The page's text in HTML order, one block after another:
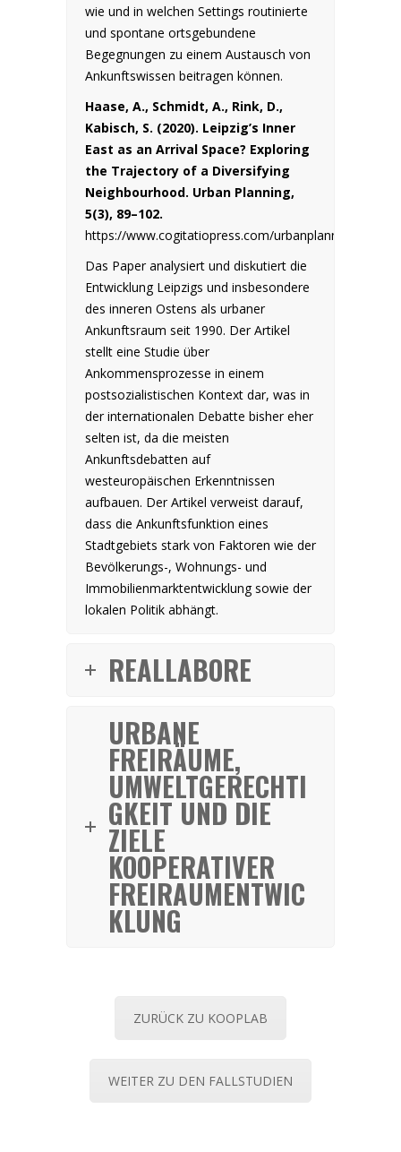
wie und in welchen Settings routinierte
und spontane ortsgebundene
Begegnungen zu einem Austausch von
Ankunftswissen beitragen können.
Haase, A., Schmidt, A., Rink, D.,
Kabisch, S. (2020). Leipzig’s Inner
East as an Arrival Space? Exploring
the Trajectory of a Diversifying
Neighbourhood. Urban Planning,
5(3), 89–102.
https://www.cogitatiopress.com/urbanplanning/
Das Paper analysiert und diskutiert die
Entwicklung Leipzigs und insbesondere
des inneren Ostens als urbaner
Ankunftsraum seit 1990. Der Artikel
stellt eine Studie über
Ankommensprozesse in einem
postsozialistischen Kontext dar, was in
der internationalen Debatte bisher eher
selten ist, da die meisten
Ankunftsdebatten auf
westeuropäischen Erkenntnissen
aufbauen. Der Artikel verweist darauf,
dass die Ankunftsfunktion eines
Stadtgebiets stark von Faktoren wie der
Bevölkerungs-, Wohnungs- und
Immobilienmarktentwicklung sowie der
lokalen Politik abhängt.
REALLABORE
URBANE
FREIRÄUME,
UMWELTGERECHTI
GKEIT UND DIE
ZIELE
KOOPERATIVER
FREIRAUMENTWIC
KLUNG
ZURÜCK ZU KOOPLAB
WEITER ZU DEN FALLSTUDIEN